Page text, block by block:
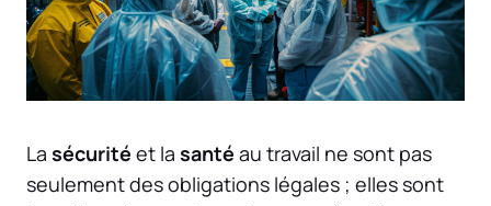
La sécurité et la santé au travail ne sont pas
seulement des obligations légales ; elles sont